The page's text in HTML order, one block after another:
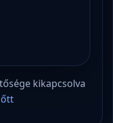
kikapcsolva